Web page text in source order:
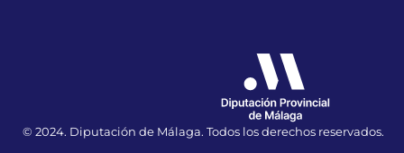
© 2024. Diputación de Málaga. Todos los derechos reservados.